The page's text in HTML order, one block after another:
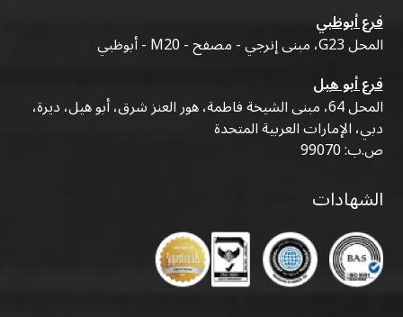
فرع أبوظبي
المحل G23، مبنى إنرجي - مصفح - M20 - أبوظبي
فرع أبو هيل
المحل 64، مبنى الشيخة فاطمة، هور العنز شرق، أبو هيل، ديرة،
دبي، الإمارات العربية المتحدة
ص.ب: 99070
الشهادات